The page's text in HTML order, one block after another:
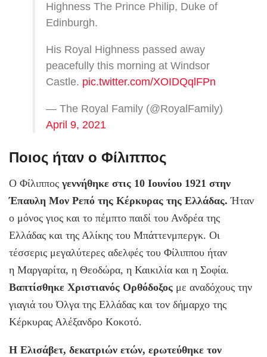
Highness The Prince Philip, Duke of
Edinburgh.
His Royal Highness passed away
peacefully this morning at Windsor
Castle. pic.twitter.com/XOIDQqlFPn
— The Royal Family (@RoyalFamily)
April 9, 2021
Ποιος ήταν ο Φίλιππος
Ο Φίλιππος γεννήθηκε στις 10 Ιουνίου 1921 στην
Έπαυλη Μον Ρεπό της Κέρκυρας της Ελλάδας. Ήταν
ο μόνος γιος και το πέμπτο παιδί του Ανδρέα της
Ελλάδας και της Αλίκης του Μπάττενμπεργκ. Οι
τέσσερις μεγαλύτερες αδελφές του Φίλιππου ήταν
η Μαργαρίτα, η Θεοδώρα, η Καικιλία και η Σοφία.
Βαπτίσθηκε Χριστιανός Ορθόδοξος με αναδόχους την
γιαγιά του Όλγα της Ελλάδας και τον δήμαρχο της
Κέρκυρας Αλέξανδρο Κοκοτό.
Η Ελισάβετ, δεκατριών ετών, ερωτεύθηκε τον